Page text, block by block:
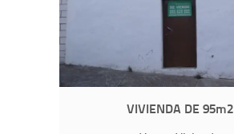
VIVIENDA DE 95m2